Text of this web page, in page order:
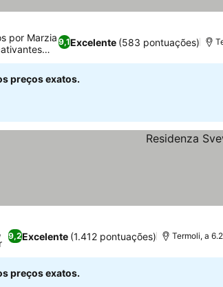
9,1Excelente (583 pontuações)
por Marzia
preços exatos.
9,2Excelente (1.412 pontuações) Termoli, a
preços exatos.